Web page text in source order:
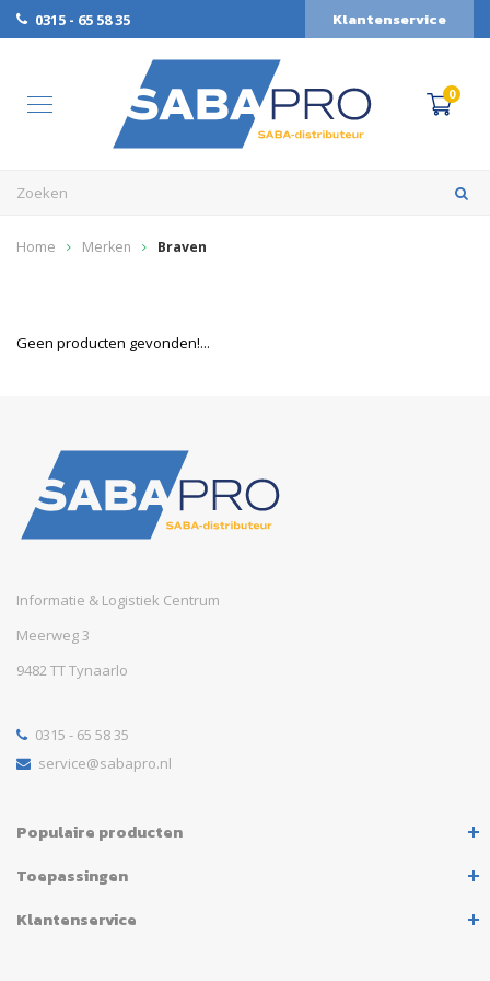
0315 - 65 58 35 Klantenservice
0
Home Merken Braven
Geen producten gevonden!...
Informatie & Logistiek Centrum
Meerweg 3
9482 TT Tynaarlo
0315 - 65 58 35
service@sabapro.nl
Populaire producten
Toepassingen
Klantenservice